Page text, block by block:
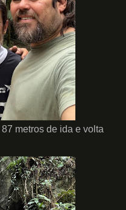
metros de ida e volta